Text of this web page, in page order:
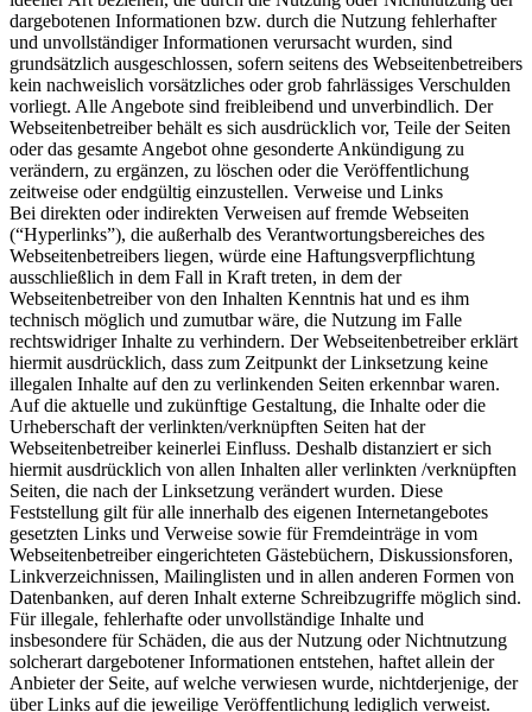
dargebotenen Informationen bzw. durch die Nutzung fehlerhafter
und unvollständiger Informationen verursacht wurden, sind
grundsätzlich ausgeschlossen, sofern seitens des Webseitenbetreibers
kein nachweislich vorsätzliches oder grob fahrlässiges Verschulden
vorliegt. Alle Angebote sind freibleibend und unverbindlich. Der
Webseitenbetreiber behält es sich ausdrücklich vor, Teile der Seiten
oder das gesamte Angebot ohne gesonderte Ankündigung zu
verändern, zu ergänzen, zu löschen oder die Veröffentlichung
zeitweise oder endgültig einzustellen. Verweise und Links
Bei direkten oder indirekten Verweisen auf fremde Webseiten
(“Hyperlinks”), die außerhalb des Verantwortungsbereiches des
Webseitenbetreibers liegen, würde eine Haftungsverpflichtung
ausschließlich in dem Fall in Kraft treten, in dem der
Webseitenbetreiber von den Inhalten Kenntnis hat und es ihm
technisch möglich und zumutbar wäre, die Nutzung im Falle
rechtswidriger Inhalte zu verhindern. Der Webseitenbetreiber erklärt
hiermit ausdrücklich, dass zum Zeitpunkt der Linksetzung keine
illegalen Inhalte auf den zu verlinkenden Seiten erkennbar waren.
Auf die aktuelle und zukünftige Gestaltung, die Inhalte oder die
Urheberschaft der verlinkten/verknüpften Seiten hat der
Webseitenbetreiber keinerlei Einfluss. Deshalb distanziert er sich
hiermit ausdrücklich von allen Inhalten aller verlinkten /verknüpften
Seiten, die nach der Linksetzung verändert wurden. Diese
Feststellung gilt für alle innerhalb des eigenen Internetangebotes
gesetzten Links und Verweise sowie für Fremdeinträge in vom
Webseitenbetreiber eingerichteten Gästebüchern, Diskussionsforen,
Linkverzeichnissen, Mailinglisten und in allen anderen Formen von
Datenbanken, auf deren Inhalt externe Schreibzugriffe möglich sind.
Für illegale, fehlerhafte oder unvollständige Inhalte und
insbesondere für Schäden, die aus der Nutzung oder Nichtnutzung
solcherart dargebotener Informationen entstehen, haftet allein der
Anbieter der Seite, auf welche verwiesen wurde, nichtderjenige, der
über Links auf die jeweilige Veröffentlichung lediglich verweist.